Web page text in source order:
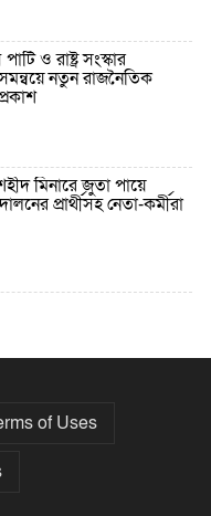
ও রাষ্ট্র সংস্কার
নতুন রাজনৈতিক
মিনারে জুতা পায়ে
প্রার্থীসহ নেতা-কর্মীরা
৮-১৫ ডিসেম্বরের মধ্যে
of Uses